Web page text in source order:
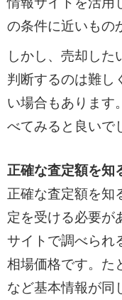
の条件に近いもの
しかし、売却した
判断するのは難し
い場合もあります
べてみると良いで
正確な査定額を知
正確な査定額を知
定を受ける必要が
サイトで調べられ
相場価格です。た
など基本情報が同